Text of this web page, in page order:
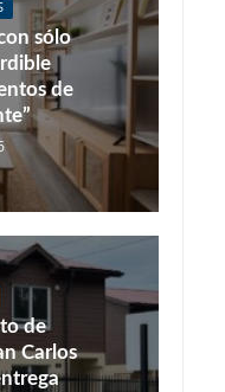
sólo
de
de
Carlos